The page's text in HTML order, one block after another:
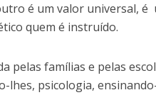
é um valor universal, é
quem é instruído.
pelas famílias e pelas
lhes, psicologia,